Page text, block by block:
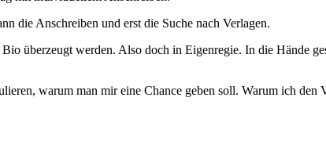
die Anschreiben und erst die Suche nach Verlagen.
überzeugt werden. Also doch in Eigenregie. In die Hände
warum man mir eine Chance geben soll. Warum ich den